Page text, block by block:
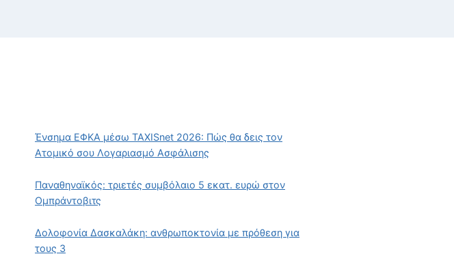
Ένσημα ΕΦΚΑ μέσω TAXISnet 2026: Πώς θα δεις τον
Ατομικό σου Λογαριασμό Ασφάλισης
Παναθηναϊκός: τριετές συμβόλαιο 5 εκατ. ευρώ στον
Ομπράντοβιτς
Δολοφονία Δασκαλάκη: ανθρωποκτονία με πρόθεση για
τους 3